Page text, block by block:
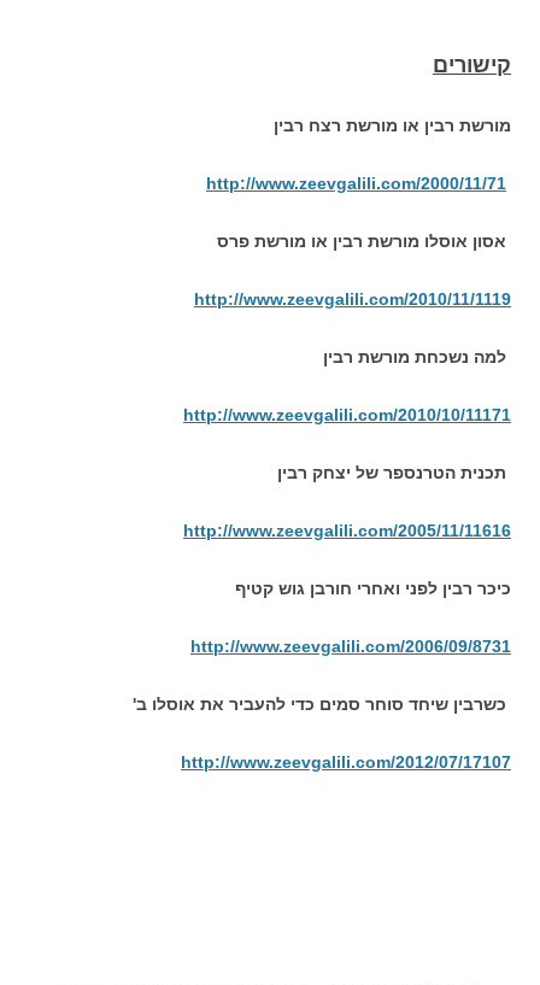
קישורים
מורשת רבין או מורשת רצח רבין
http://www.zeevgalili.com/2000/11/71
אסון אוסלו מורשת רבין או מורשת פרס
http://www.zeevgalili.com/2010/11/1119
למה נשכחת מורשת רבין
http://www.zeevgalili.com/2010/10/11171
תכנית הטרנספר של יצחק רבין
http://www.zeevgalili.com/2005/11/11616
כיכר רבין לפני ואחרי חורבן גוש קטיף
http://www.zeevgalili.com/2006/09/8731
כשרבין שיחד סוחר סמים כדי להעביר את אוסלו ב'
http://www.zeevgalili.com/2012/07/17107